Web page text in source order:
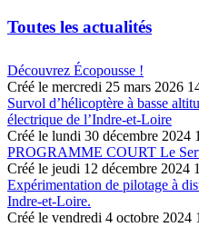
Toutes les actualités
Découvrez Écopousse !
Créé le mercredi 25 mars 2026
Survol d’hélicoptère à basse
électrique de l’Indre-et-Loire
Créé le lundi 30 décembre 2024
PROGRAMME COURT Le
Créé le jeudi 12 décembre 2024
Expérimentation de pilotage à
Indre-et-Loire.
Créé le vendredi 4 octobre 2024